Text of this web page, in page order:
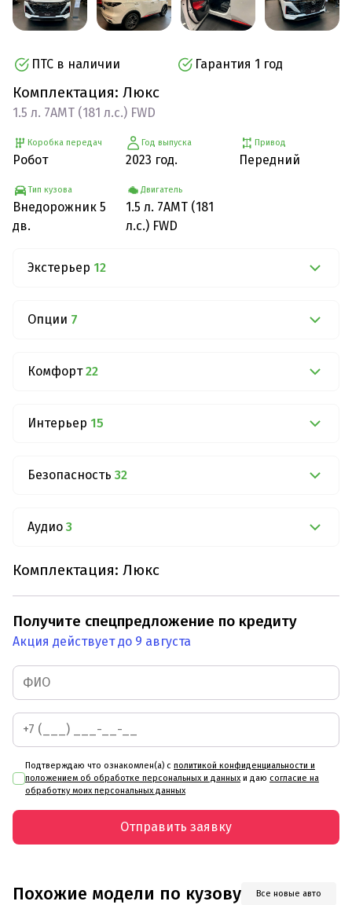
ПТС в наличии Гарантия 1 год
Комплектация: Люкс
1.5 л. 7AMT (181 л.с.) FWD
Коробка передач
Робот
Тип кузова
Внедорожник 5
дв.
Год выпуска
2023 год.
Двигатель
1.5 л. 7AMT (181
л.с.) FWD
Привод
Передний
Экстерьер 12
Опции 7
Комфорт 22
Интерьер 15
Безопасность 32
Аудио 3
Комплектация: Люкс
Получите спецпредложение по кредиту
Акция действует до 9 августа
Подтверждаю что ознакомлен(а) с политикой конфиденциальности и
положением об обработке персональных и данных и даю согласие на
обработку моих персональных данных
Отправить заявку
Похожие модели по кузову Все новые авто